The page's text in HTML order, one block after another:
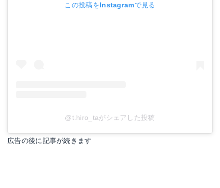
この投稿をInstagramで見る
@t.hiro_taがシェアした投稿
広告の後に記事が続きます